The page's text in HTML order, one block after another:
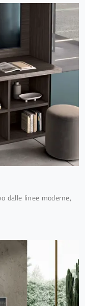
dalle linee moderne,